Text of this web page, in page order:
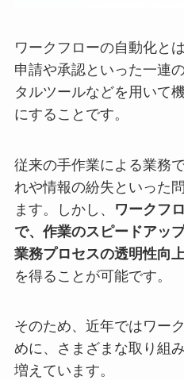
ワークフローの自動化と
申請や承認といった一連
タルツールなどを用いて
にすることです。
従来の手作業による業務
れや情報の紛失といった
ます。しかし、
ワークフ
で、作業のスピードアッ
業務プロセスの透明性向上
を得ることが可能です。
そのため、近年ではワー
めに、さまざまな取り組
増えています。